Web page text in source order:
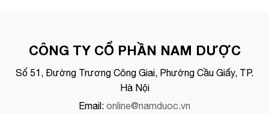
CÔNG TY CỔ PHẦN NAM DƯỢC
Số 51, Đường Trương Công Giai, Phường Cầu Giấy, TP.
Hà Nội
Email: online@namduoc.vn